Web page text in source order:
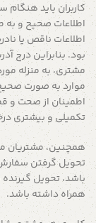
کاربران باید
اطلاعات صحیح و
اطلاعات ناقص یا
بود. بنابراین درج
مشتری، به منزله
موارد به صورت
اطمینان از صحت و
تکمیلی و بیشتری
همچنین، مشتریان
تحویل گرفتن
باشد، تحویل
همراه داشته باشد.